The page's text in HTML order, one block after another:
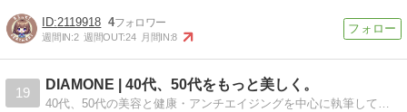
2119918 4
週間IN:2 週間OUT:24 月間IN:8
19
DIAMONE | 40代、50代をもっと美しく。
40代、50代の美容と健康・アンチエイジングを中心に執筆しています。